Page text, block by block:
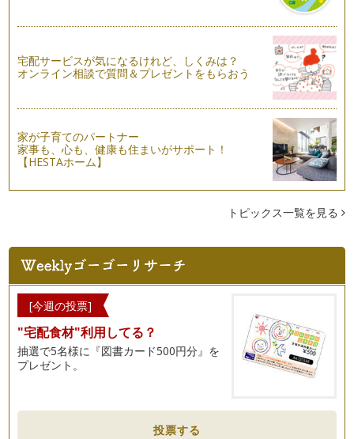
宅配サービスが気になるけれど、しくみは？
オンライン相談で質問＆プレゼントをもらおう
家が子育てのパートナー
家事も、心も、健康も住まいがサポート！
【HESTAホーム】
トピックス一覧を見る
[今週の投票]
"宅配食材"利用してる？
抽選で5名様に『図書カード500円分』を
プレゼント。
投票する